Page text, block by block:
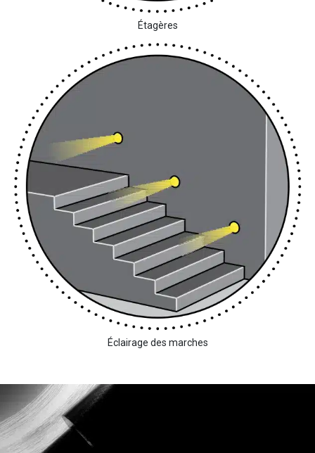
Étagères
Éclairage des marches